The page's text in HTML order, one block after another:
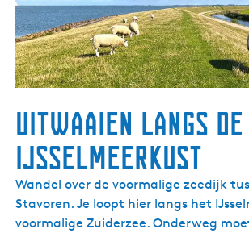
r
w
e
r
k
Uitwaaien langs de
IJsselmeerkust
U
i
t
Wandel over de voormalige zeedijk
Stavoren. Je loopt hier langs het
voormalige Zuiderzee. Onderweg